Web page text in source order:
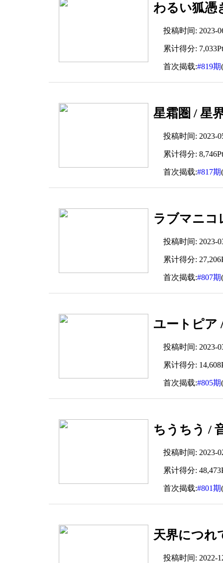
わるい狐憑
投稿时间: 2023-
累计得分:
首次揭载:#819期
星霜圏 / 星
投稿时间: 2023-
累计得分:
首次揭载:#817期
ラブマニコ
投稿时间: 2023-
累计得分:
首次揭载:#807期
ユートピア
投稿时间: 2023-
累计得分:
首次揭载:#805期
ちうちう /
投稿时间: 2023-
累计得分:
首次揭载:#801期
天界につれ
投稿时间: 2022-